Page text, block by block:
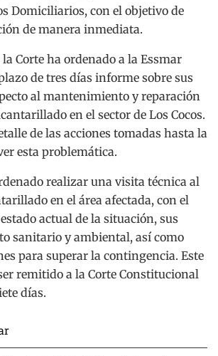
Domiciliarios, con el objetivo de
de manera inmediata.
Corte ha ordenado a la Essmar
de tres días informe sobre sus
al mantenimiento y reparación
en el sector de Los Cocos.
de las acciones tomadas hasta la
esta problemática.
realizar una visita técnica al
en el área afectada, con el
actual de la situación, sus
sanitario y ambiental, así como
para superar la contingencia. Este
remitido a la Corte Constitucional
días.